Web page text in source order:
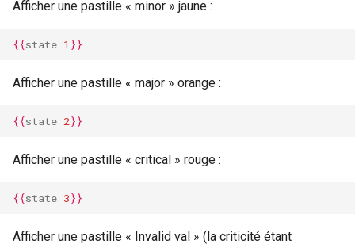
Afficher une pastille « minor » jaune :
{{state 1 }}
Afficher une pastille « major » orange :
{{state 2}}
Afficher une pastille « critical » rouge :
{{state 3}}
Afficher une pastille « Invalid val » (la criticité étant